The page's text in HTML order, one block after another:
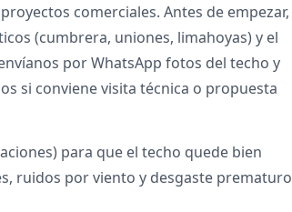
comerciales. Antes de empezar,
(cumbrera, uniones, limahoyas) y el
por WhatsApp fotos del techo y
si conviene visita técnica o propuesta
para que el techo quede bien
ruidos por viento y desgaste prematuro